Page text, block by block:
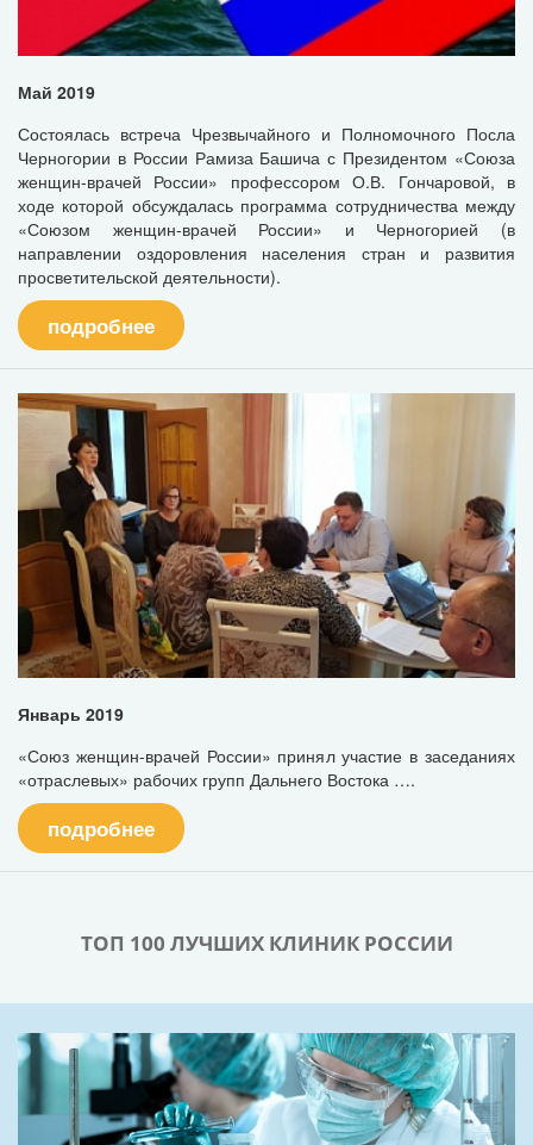
Май 2019
Состоялась встреча Чрезвычайного и Полномочного Посла
Черногории в России Рамиза Башича с Президентом «Союза
женщин-врачей России» профессором О.В. Гончаровой, в
ходе которой обсуждалась программа сотрудничества между
«Союзом женщин-врачей России» и Черногорией (в
направлении оздоровления населения стран и развития
просветительской деятельности).
подробнее
Январь 2019
«Союз женщин-врачей России» принял участие в заседаниях
«отраслевых» рабочих групп Дальнего Востока ….
подробнее
ТОП 100 ЛУЧШИХ КЛИНИК РОССИИ